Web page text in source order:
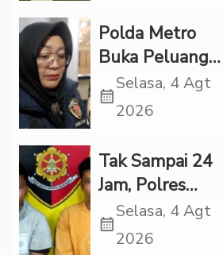
Polda Metro
Buka Peluang
Periksa YouTuber
Bigmo terkait
Eksploitasi Anak
calendar_month
Selasa, 4 Agt
2026
Tak Sampai 24
Jam, Polres
Tapsel Tangkap
Dua Pencuri
calendar_month
Selasa, 4 Agt
2026